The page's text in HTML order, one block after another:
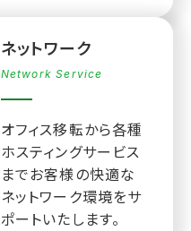
ネットワーク
Network Service
オフィス移転から各種
ホスティングサービス
までお客様の快適な
ネットワーク環境をサ
ポートいたします。